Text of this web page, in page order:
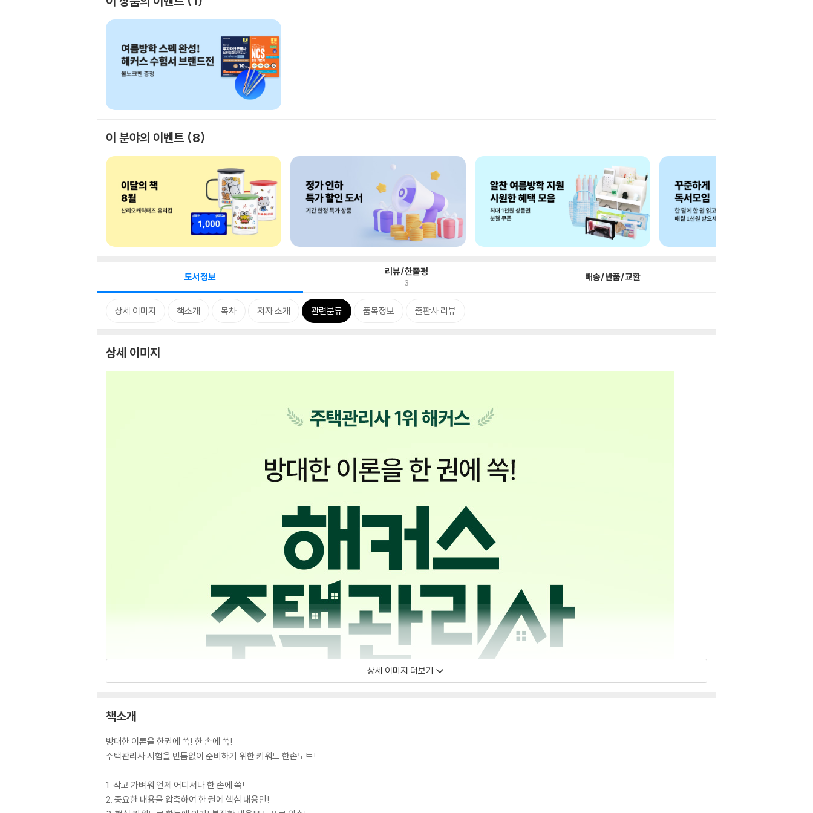
이 분야의 이벤트 8
도서정보 리뷰/한줄평
3 배송/반품/교환
상세 이미지 책소개 목차 저자 소개 관련분류 품목정보 출판사 리뷰
상세 이미지
상세 이미지 더보기
책소개
방대한 이론을 한권에 쏙! 한 손에 쏙!
주택관리사 시험을 빈틈없이 준비하기 위한 키워드 한손노트!
1. 작고 가벼워 언제 어디서나 한 손에 쏙!
2. 중요한 내용을 압축하여 한 권에 핵심 내용만!